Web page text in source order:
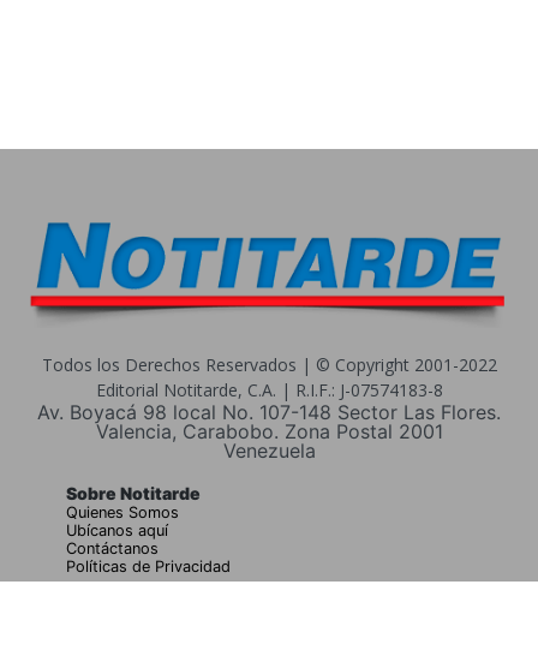
Todos los Derechos Reservados | © Copyright 2001-2022
Editorial Notitarde, C.A. | R.I.F.: J-07574183-8
Av. Boyacá 98 local No. 107-148 Sector Las Flores.
Valencia, Carabobo. Zona Postal 2001
Venezuela
Sobre Notitarde
Quienes Somos
Ubícanos aquí
Contáctanos
Políticas de Privacidad